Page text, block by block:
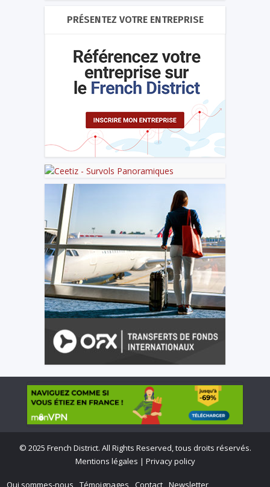
PRÉSENTEZ VOTRE ENTREPRISE
© 2025 French District. All Rights Reserved, tous droits réservés.
Mentions légales | Privacy policy
Qui sommes-nous Témoignages Contact Newsletter